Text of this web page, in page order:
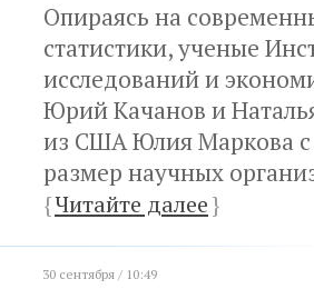
Опираясь на
статистики, ученые
исследований и
Юрий Качанов и
из США Юлия Маркова с
размер научных
{Читайте далее}
30 сентября / 10:49